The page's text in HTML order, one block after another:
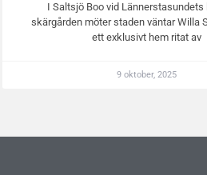
I Saltsjö Boo vid Lännerstasundets
skärgården möter staden väntar Willa
ett exklusivt hem ritat av
9 oktober, 2025